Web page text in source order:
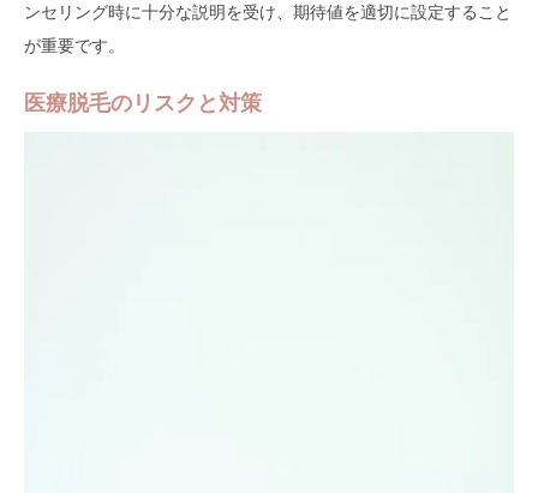
ンセリング時に十分な説明を受け、期待値を適切に設定すること
が重要です。
医療脱毛のリスクと対策